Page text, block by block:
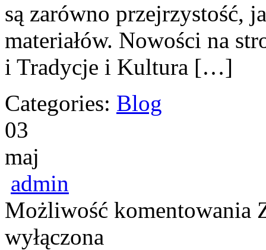
są zarówno przejrzystość,
materiałów. Nowości na
i Tradycje i Kultura […]
Categories: Blog
03
maj
admin
Możliwość komentowania
wyłączona